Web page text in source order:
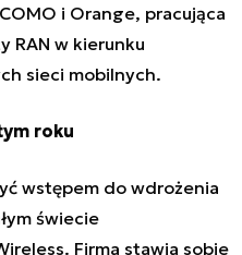
i Orange, pracująca
RAN w kierunku
sieci mobilnych.
roku
wstępem do wdrożenia
świecie
Firma stawia sobie